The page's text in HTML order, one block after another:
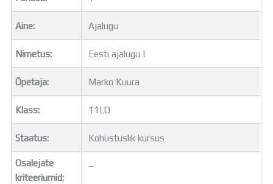
ÕPPETÖÖ
Tunniplaan
Aastaplaan
Õppekava
Ainepassid
Huviringid
Õpilastööd (UPT)
Distantsõpe
Projektid
ÜLDINFO
Sisseastumine
Aine: Ajalugu
Nimetus: Eesti ajalugu I
Õpetaja: Marko Kuura
Klass: 11LO
Staatus: Kohustuslik kursus
Osalejate
kriteeriumid:
–